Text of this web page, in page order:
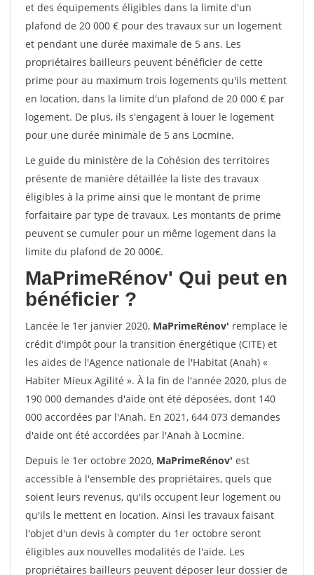
et des équipements éligibles dans la limite d'un
plafond de 20 000 € pour des travaux sur un logement
et pendant une durée maximale de 5 ans. Les
propriétaires bailleurs peuvent bénéficier de cette
prime pour au maximum trois logements qu'ils mettent
en location, dans la limite d'un plafond de 20 000 € par
logement. De plus, ils s'engagent à louer le logement
pour une durée minimale de 5 ans Locmine.
Le guide du ministère de la Cohésion des territoires
présente de manière détaillée la liste des travaux
éligibles à la prime ainsi que le montant de prime
forfaitaire par type de travaux. Les montants de prime
peuvent se cumuler pour un même logement dans la
limite du plafond de 20 000€.
MaPrimeRénov' Qui peut en
bénéficier ?
Lancée le 1er janvier 2020, MaPrimeRénov' remplace le
crédit d'impôt pour la transition énergétique (CITE) et
les aides de l'Agence nationale de l'Habitat (Anah) «
Habiter Mieux Agilité ». À la fin de l'année 2020, plus de
190 000 demandes d'aide ont été déposées, dont 140
000 accordées par l'Anah. En 2021, 644 073 demandes
d'aide ont été accordées par l'Anah à Locmine.
Depuis le 1er octobre 2020, MaPrimeRénov' est
accessible à l'ensemble des propriétaires, quels que
soient leurs revenus, qu'ils occupent leur logement ou
qu'ils le mettent en location. Ainsi les travaux faisant
l'objet d'un devis à compter du 1er octobre seront
éligibles aux nouvelles modalités de l'aide. Les
propriétaires bailleurs peuvent déposer leur dossier de